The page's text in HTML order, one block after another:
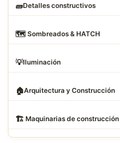
🧱Detalles constructivos
🗺️ Sombreados & HATCH
💡Iluminación
🏠Arquitectura y Construcción
🏗 ️ Maquinarias de construcción